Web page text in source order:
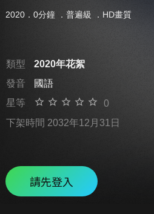
2020．0分鐘 ． 普遍級 ．HD畫質
類型
2020年花絮
發音
國語
星等
0
下架時間 2032年12月31日
請先登入